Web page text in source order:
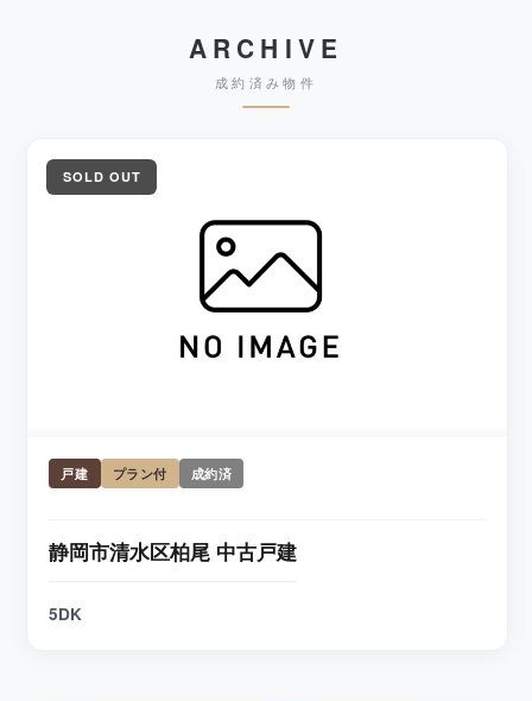
ARCHIVE
成約済み物件
SOLD OUT
戸建 プラン付 成約済
静岡市清水区柏尾 中古戸建
5DK